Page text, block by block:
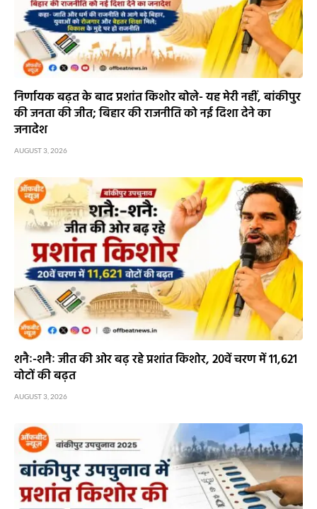
निर्णायक बढ़त के बाद प्रशांत किशोर बोले- यह मेरी नहीं, बांकीपुर
की जनता की जीत; बिहार की राजनीति को नई दिशा देने का
जनादेश
AUGUST 3, 2026
शनैः-शनैः जीत की ओर बढ़ रहे प्रशांत किशोर, 20वें चरण में 11,621
वोटों की बढ़त
AUGUST 3, 2026